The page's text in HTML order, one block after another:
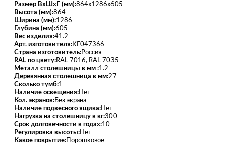
Размер ВхШхГ (мм):864x1286x605
Высота (мм):864
Ширина (мм):1286
Глубина (мм):605
Вес изделия:41.2
Арт. изготовителя:КГ047366
Страна изготовитель:Россия
RAL по цвету:RAL 7016, RAL 7035
Металл столешницы в мм :1.2
Деревянная столешница в мм:27
Сколько тумб:1
Наличие освещения:Нет
Кол. экранов:Без экрана
Наличие подвесного ящика:Нет
Нагрузка на столешницу в кг:300
Срок долговечности в годах:10
Регулировка высоты:Нет
Какое покрытие: Порошковое